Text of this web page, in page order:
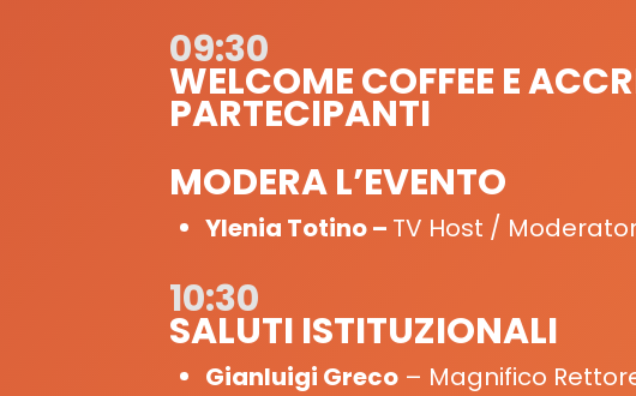
09:30
WELCOME COFFEE E
PARTECIPANTI
MODERA L’EVENTO
Ylenia Totino – TV Host /
10:30
SALUTI ISTITUZIONALI
Gianluigi Greco– Magnifico